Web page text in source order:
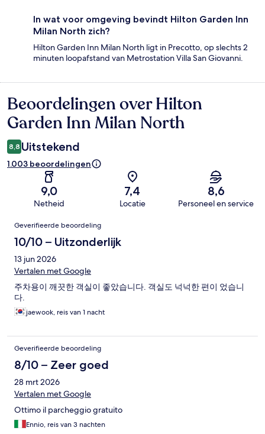
In wat voor omgeving bevindt Hilton Garden Inn
Milan North zich?
Hilton Garden Inn Milan North ligt in Precotto, op slechts 2
minuten loopafstand van Metrostation Villa San Giovanni.
Beoordelingen
Beoordelingen over Hilton
Garden Inn Milan North
8,8 Uitstekend
1.003 beoordelingen
9,0
Netheid
7,4
Locatie
8,6
Personeel en service
Beoordelingen
Geverifieerde beoordeling
10/10 – Uitzonderlijk
13 jun 2026
Vertalen met Google
주차용이 깨끗한 객실이 좋았습니다. 객실도 넉넉한 편이 었습니
다.
jaewook, reis van 1 nacht
Geverifieerde beoordeling
8/10 – Zeer goed
28 mrt 2026
Vertalen met Google
Ottimo il parcheggio gratuito
Ennio, reis van 3 nachten